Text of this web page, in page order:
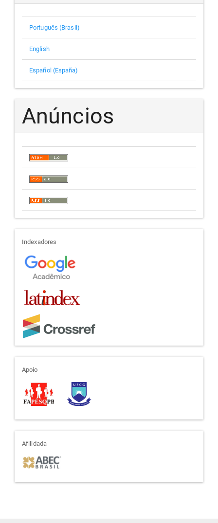
Português (Brasil)
English
Español (España)
Anúncios
indexadores
Indexadores
apoio
Apoio
afiliada
Afilidada